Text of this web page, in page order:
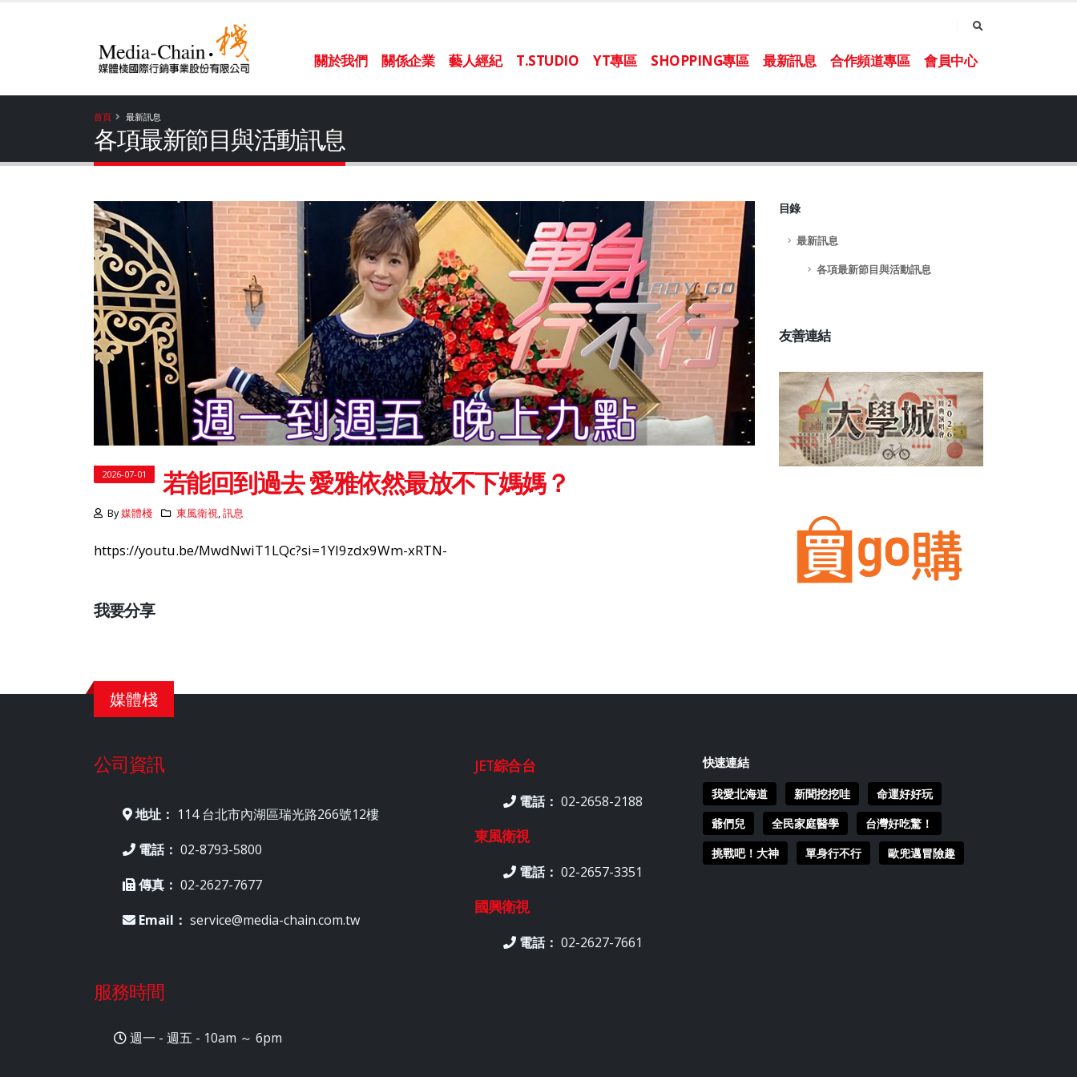
關於我們 關係企業 藝人經紀 T.STUDIO YT專區 SHOPPING專區 最新訊息 合作頻道專區 會員中心
首頁 最新訊息
各項最新節目與活動訊息
目錄
最新訊息
各項最新節目與活動訊息
友善連結
2026-07-01 若能回到過去 愛雅依然最放不下媽媽？
By媒體棧 東風衛視,訊息
https://youtu.be/MwdNwiT1LQc?si=1YI9zdx9Wm-xRTN-
我要分享
媒體棧
公司資訊
地址： 114 台北市內湖區瑞光路266號12樓
電話： 02-8793-5800
傳真： 02-2627-7677
Email： service@media-chain.com.tw
服務時間
週一 - 週五 - 10am ～ 6pm
JET綜合台
電話： 02-2658-2188
東風衛視
電話： 02-2657-3351
國興衛視
電話： 02-2627-7661
快速連結
我愛北海道 新聞挖挖哇
命運好好玩
爺們兒
全民家庭醫學
台灣好吃驚！
挑戰吧！大神
單身行不行 歐兜邁冒險趣